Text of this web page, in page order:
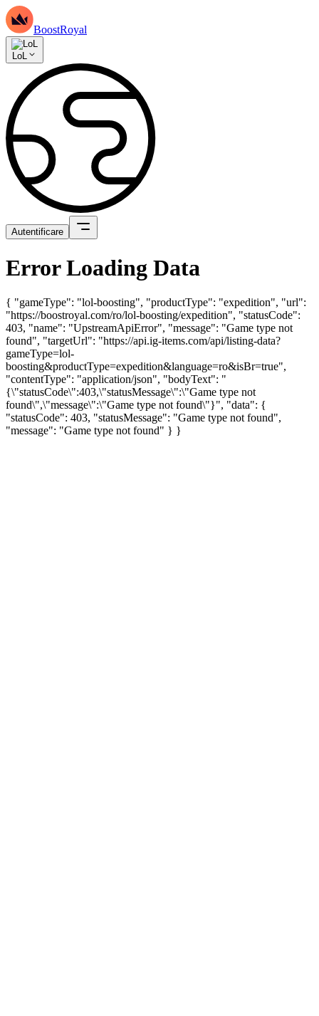
BoostRoyal
LoL
Autentificare
Error Loading Data
{ "gameType": "lol-boosting", "productType": "expedition", "url":
"https://boostroyal.com/ro/lol-boosting/expedition", "statusCode":
403, "name": "UpstreamApiError", "message": "Game type not
found", "targetUrl": "https://api.ig-items.com/api/listing-data?
gameType=lol-
boosting&productType=expedition&language=ro&isBr=true",
"contentType": "application/json", "bodyText": "
{\"statusCode\":403,\"statusMessage\":\"Game type not
found\",\"message\":\"Game type not found\"}", "data": {
"statusCode": 403, "statusMessage": "Game type not found",
"message": "Game type not found" } }